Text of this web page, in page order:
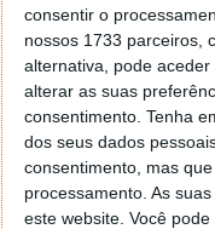
consentir o
nossos 1733 parceiros,
alternativa, pode
alterar as suas
consentimento. Tenha
dos seus dados
consentimento, mas
processamento. As
este website. Você
VW e-up